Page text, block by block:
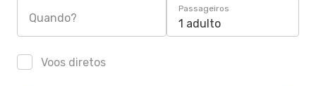
Quando?
Passageiros
1 adulto
Voos diretos